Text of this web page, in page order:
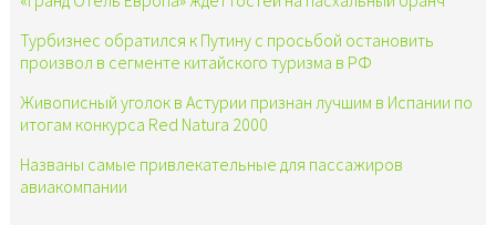
Турбизнес обратился к Путину с просьбой остановить
произвол в сегменте китайского туризма в РФ
Живописный уголок в Астурии признан лучшим в Испании по
итогам конкурса Red Natura 2000
Названы самые привлекательные для пассажиров
авиакомпании